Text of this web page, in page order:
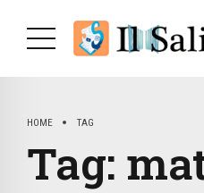
HOME TAG
Tag: